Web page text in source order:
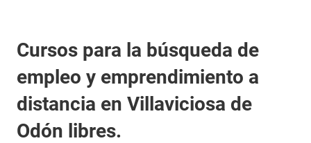
Cursos para la búsqueda de
empleo y emprendimiento a
distancia en Villaviciosa de
Odón libres.